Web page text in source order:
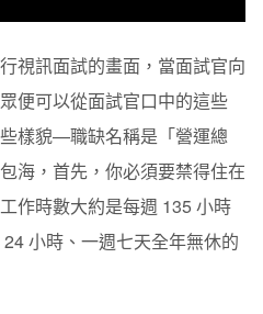
視訊面試的畫面，當面試官向
便可以從面試官口中的這些
些樣貌—職缺名稱是「營運總
海，首先，你必須要禁得住在
作時數大約是每週 135 小時
小時、一週七天全年無休的